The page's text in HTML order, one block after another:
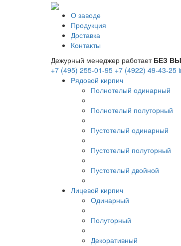
О заводе
Продукция
Доставка
Контакты
Дежурный менеджер работает БЕЗ
+7 (495) 255-01-95 +7 (4922) 49-43-25
Рядовой кирпич
Полнотелый одинарный
Полнотелый полуторный
Пустотелый одинарный
Пустотелый полуторный
Пустотелый двойной
Лицевой кирпич
Одинарный
Полуторный
Декоративный